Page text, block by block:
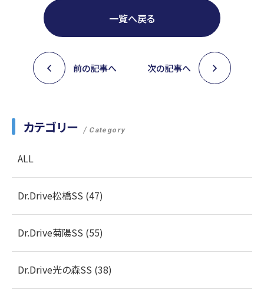
一覧へ戻る
前の記事へ 次の記事へ
カテゴリー Category
ALL
Dr.Drive松橋SS (47)
Dr.Drive菊陽SS (55)
Dr.Drive光の森SS (38)